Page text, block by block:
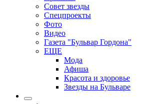
Совет звезды
Спецпроекты
Фото
Видео
Газета "Бульвар Гордона"
ЕЩЕ
Мода
Афиша
Красота и здоровье
Звезды на Бульваре